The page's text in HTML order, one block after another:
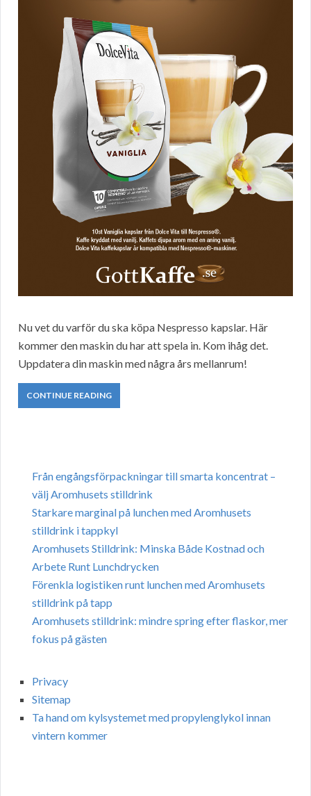
Nu vet du varför du ska köpa Nespresso kapslar. Här
kommer den maskin du har att spela in. Kom ihåg det.
Uppdatera din maskin med några års mellanrum!
CONTINUE READING
Från engångsförpackningar till smarta koncentrat –
välj Aromhusets stilldrink
Starkare marginal på lunchen med Aromhusets
stilldrink i tappkyl
Aromhusets Stilldrink: Minska Både Kostnad och
Arbete Runt Lunchdrycken
Förenkla logistiken runt lunchen med Aromhusets
stilldrink på tapp
Aromhusets stilldrink: mindre spring efter flaskor, mer
fokus på gästen
Privacy
Sitemap
Ta hand om kylsystemet med propylenglykol innan
vintern kommer